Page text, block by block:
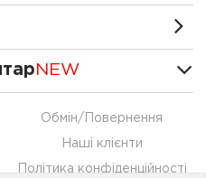
NEW
Обмін/Повернення
Наші клієнти
Політика конфіденційності